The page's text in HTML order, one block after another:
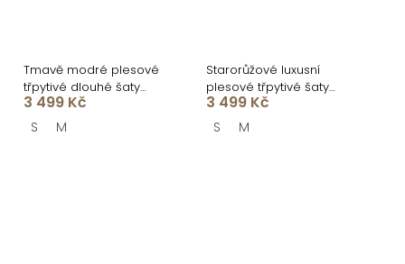
Tmavě modré plesové
třpytivé dlouhé šaty
RAVELLE s rozparkem
3 499 Kč
S M
Starorůžové luxusní
plesové třpytivé šaty
RAVELLE s rozparkem
3 499 Kč
S M